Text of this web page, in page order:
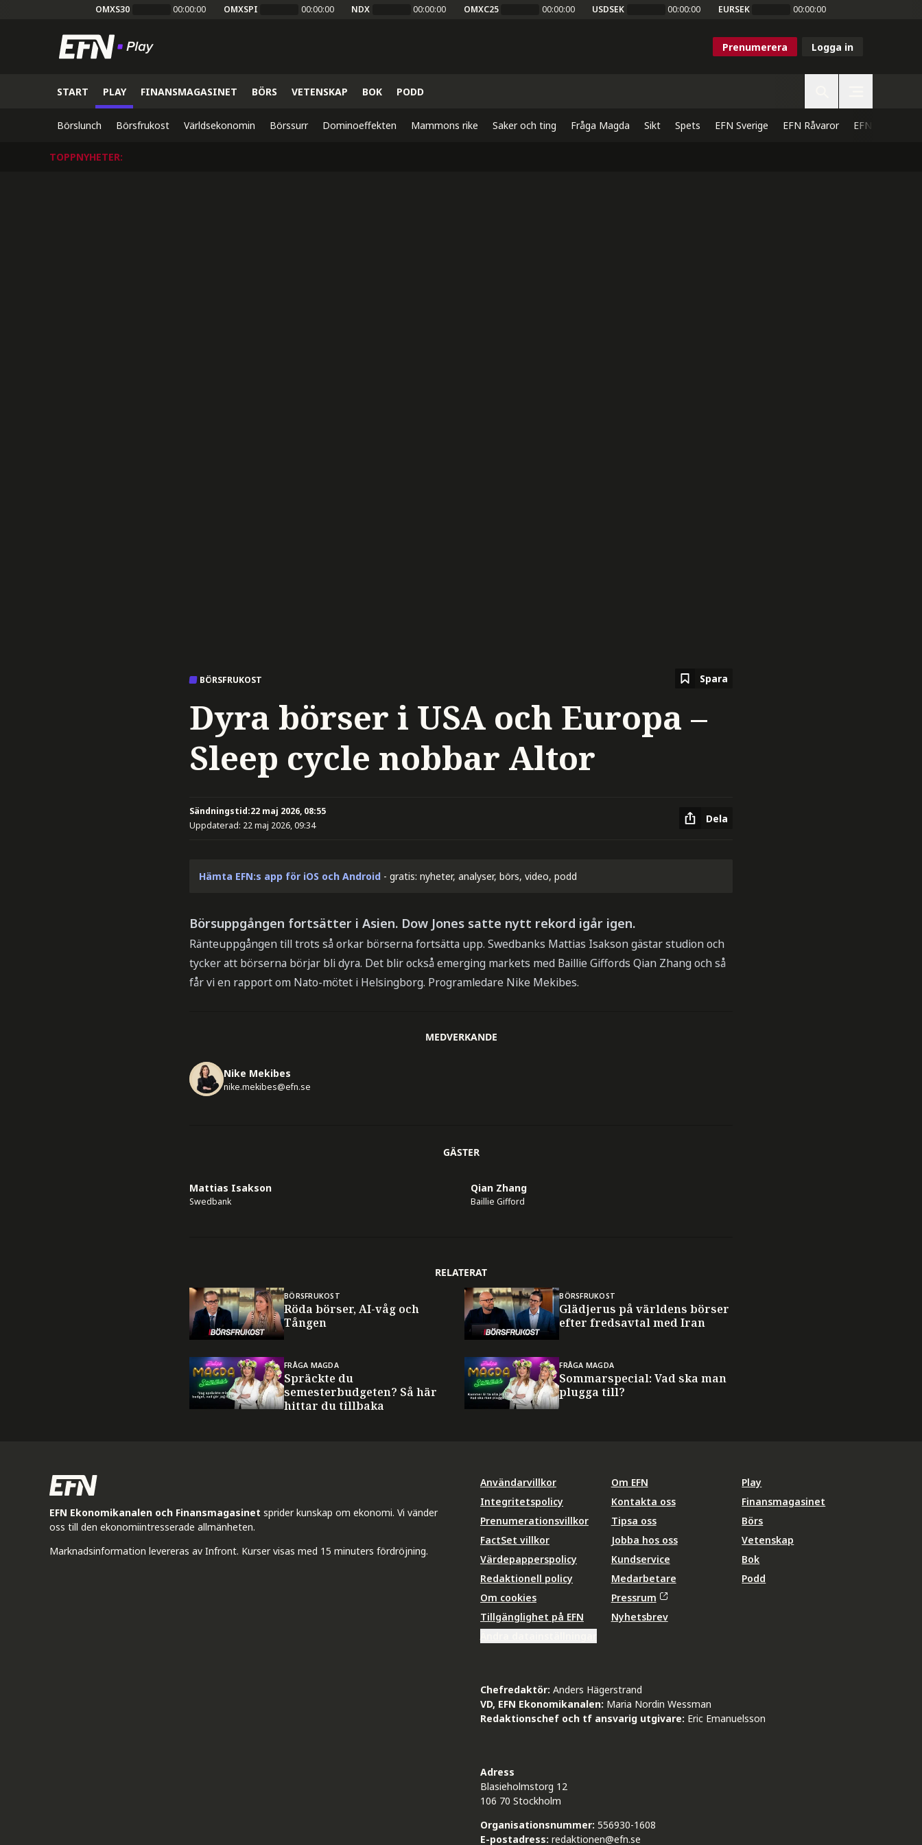
OMXS30 00:00:00 OMXSPI 00:00:00 NDX 00:00:00 OMXC25 00:00:00 USDSEK 00:00:00 EURSEK 00:00:00
Prenumerera Logga in
START PLAY FINANSMAGASINET BÖRS VETENSKAP BOK PODD
Börslunch Börsfrukost Världsekonomin Börssurr Dominoeffekten Mammons rike Saker och ting Fråga Magda Sikt Spets EFN Sverige EFN Råvaror EFN Direkt
TOPPNYHETER:
BÖRSFRUKOST Spara
Dyra börser i USA och Europa –
Sleep cycle nobbar Altor
Sändningstid:22 maj 2026, 08:55
Uppdaterad: 22 maj 2026, 09:34
Dela
Hämta EFN:s app för iOS och Android - gratis: nyheter, analyser, börs, video, podd
Börsuppgången fortsätter i Asien. Dow Jones satte nytt rekord igår igen.
Ränteuppgången till trots så orkar börserna fortsätta upp. Swedbanks Mattias Isakson gästar studion och
tycker att börserna börjar bli dyra. Det blir också emerging markets med Baillie Giffords Qian Zhang och så
får vi en rapport om Nato-mötet i Helsingborg. Programledare Nike Mekibes.
MEDVERKANDE
Nike Mekibes
nike.mekibes@efn.se
GÄSTER
Mattias Isakson
Swedbank
Qian Zhang
Baillie Gifford
RELATERAT
BÖRSFRUKOST
Röda börser, AI-våg och
Tången
BÖRSFRUKOST
Glädjerus på världens börser
efter fredsavtal med Iran
FRÅGA MAGDA
Spräckte du
semesterbudgeten? Så här
hittar du tillbaka
FRÅGA MAGDA
Sommarspecial: Vad ska man
plugga till?
EFN Ekonomikanalen och Finansmagasinet sprider kunskap om ekonomi. Vi vänder
oss till den ekonomiintresserade allmänheten.
Marknadsinformation levereras av Infront. Kurser visas med 15 minuters fördröjning.
Användarvillkor
Integritetspolicy
Prenumerationsvillkor
FactSet villkor
Värdepapperspolicy
Redaktionell policy
Om cookies
Tillgänglighet på EFN
Om EFN
Kontakta oss
Tipsa oss
Jobba hos oss
Kundservice
Medarbetare
Pressrum
Nyhetsbrev
Play
Finansmagasinet
Börs
Vetenskap
Bok
Podd
Chefredaktör: Anders Hägerstrand
VD, EFN Ekonomikanalen: Maria Nordin Wessman
Redaktionschef och tf ansvarig utgivare: Eric Emanuelsson
Adress
Blasieholmstorg 12
106 70 Stockholm
Organisationsnummer: 556930-1608
E-postadress: redaktionen@efn.se